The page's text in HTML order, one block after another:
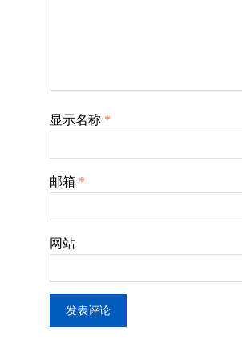
显示名称 *
邮箱 *
网站